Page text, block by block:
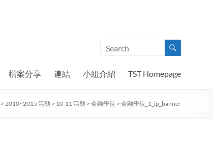
檔案分享 連結 小組介紹 TST Homepage
> 2010~2015 活動 > 10-11 活動 > 金融學長 > 金融學長_1_ip_banner